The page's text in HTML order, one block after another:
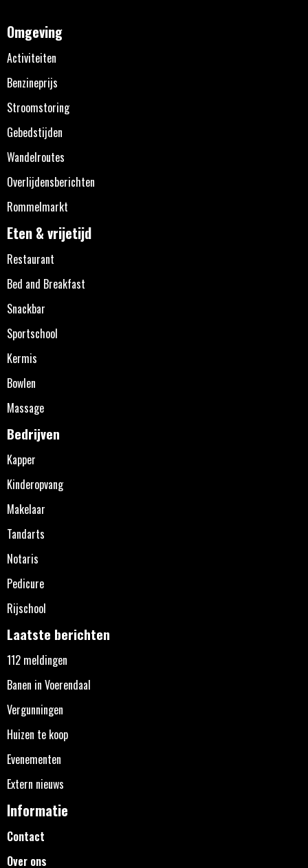
Omgeving
Activiteiten
Benzineprijs
Stroomstoring
Gebedstijden
Wandelroutes
Overlijdensberichten
Rommelmarkt
Eten & vrijetijd
Restaurant
Bed and Breakfast
Snackbar
Sportschool
Kermis
Bowlen
Massage
Bedrijven
Kapper
Kinderopvang
Makelaar
Tandarts
Notaris
Pedicure
Rijschool
Laatste berichten
112 meldingen
Banen in Voerendaal
Vergunningen
Huizen te koop
Evenementen
Extern nieuws
Informatie
Contact
Over ons